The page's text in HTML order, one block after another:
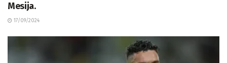
Mesija.
17/09/2024